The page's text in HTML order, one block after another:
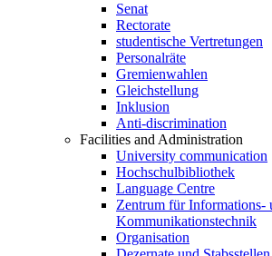
Senat
Rectorate
studentische Vertretungen
Personalräte
Gremienwahlen
Gleichstellung
Inklusion
Anti-discrimination
Facilities and Administration
University communication
Hochschulbibliothek
Language Centre
Zentrum für Informations-
Kommunikationstechnik
Organisation